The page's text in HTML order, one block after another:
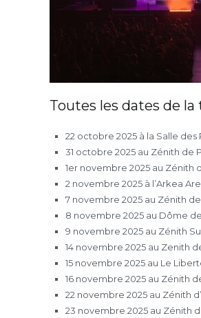
Toutes les dates de la
22 octobre 2025 à la Salle des
31 octobre 2025 au Zénith de
1er novembre 2025 au Zénith
2 novembre 2025 à l’Arkea
7 novembre 2025 au Zénith
8 novembre 2025 au Dôme
9 novembre 2025 au Zénith
14 novembre 2025 au Zenith
15 novembre 2025 au Le
16 novembre 2025 au Zénith
22 novembre 2025 au Zénith
23 novembre 2025 au Zénith